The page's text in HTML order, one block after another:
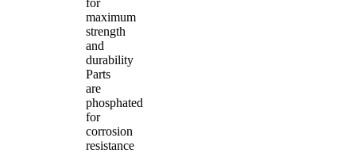
maximum
strength
and
durability
Parts
are
phosphated
for
corrosion
resistance